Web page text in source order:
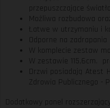
przepuszczające światło
Możliwa rozbudowa
Łatwe w utrzymaniu i
Odporne na zadrapania
W komplecie zestaw
W zestawie 115,6cm.
Drzwi posiadają Atest
Zdrowia Publicznego -
Dodatkowy panel